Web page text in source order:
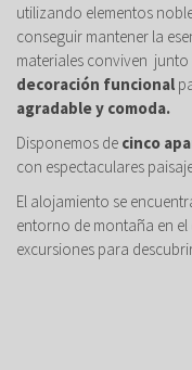
utilizando elementos
conseguir mantener la
materiales conviven
decoración funcional
agradable y comoda.
Disponemos de cinco
con espectaculares
El alojamiento se
entorno de montaña en
excursiones para